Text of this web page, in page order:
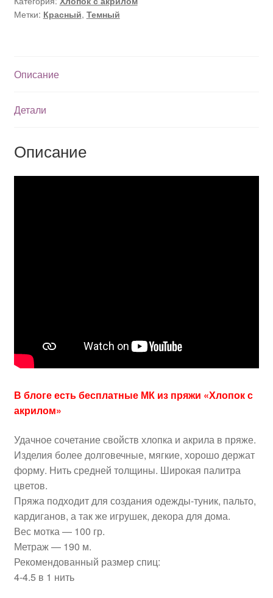
Метки: Красный, Темный
Описание
Детали
Описание
В блоге есть бесплатные МК из пряжи «Хлопок с
акрилом»
Удачное сочетание свойств хлопка и акрила в пряже.
Изделия более долговечные, мягкие, хорошо держат
форму. Нить средней толщины. Широкая палитра
цветов.
Пряжа подходит для создания одежды-туник, пальто,
кардиганов, а так же игрушек, декора для дома.
Вес мотка — 100 гр.
Метраж — 190 м.
Рекомендованный размер спиц:
4-4.5 в 1 нить